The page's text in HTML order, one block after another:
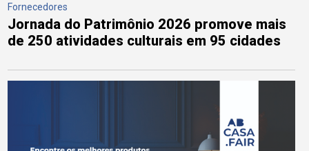
Fornecedores
Jornada do Patrimônio 2026 promove mais
de 250 atividades culturais em 95 cidades